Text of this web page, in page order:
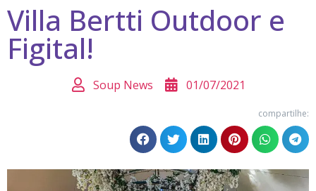
Villa Bertti Outdoor e
Figital!
Soup News 01/07/2021
compartilhe: